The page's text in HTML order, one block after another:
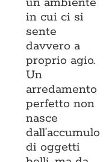
in cui ci si
sente
davvero a
proprio agio.
Un
arredamento
perfetto non
nasce
dall’accumulo
di oggetti